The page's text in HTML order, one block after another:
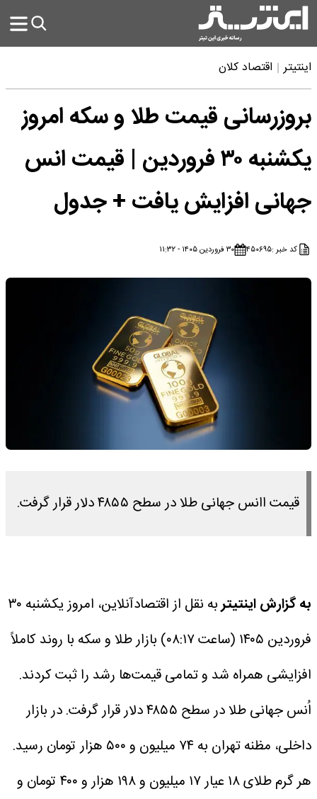
اینتیتر اقتصاد کلان
بروزرسانی قیمت طلا و سکه امروز
یکشنبه ۳۰ فروردین | قیمت انس
جهانی افزایش یافت + جدول
کد خبر :۴۵۰۶۹۵ ۳۰ فروردین ۱۴۰۵ - ۱۱:۳۲
قیمت اانس جهانی طلا در سطح ۴۸۵۵ دلار قرار گرفت.
به گزارش اینتیتر
به نقل از اقتصادآنلاین، امروز یکشنبه ۳۰
فروردین ۱۴۰۵ (ساعت ۰۸:۱۷) بازار طلا و سکه با روند کاملاً
افزایشی همراه شد و تمامی قیمت‌ها رشد را ثبت کردند.
اُنس جهانی طلا در سطح ۴۸۵۵ دلار قرار گرفت. در بازار
داخلی، مظنه تهران به ۷۴ میلیون و ۵۰۰ هزار تومان رسید.
هر گرم طلای ۱۸ عیار ۱۷ میلیون و ۱۹۸ هزار و ۴۰۰ تومان و